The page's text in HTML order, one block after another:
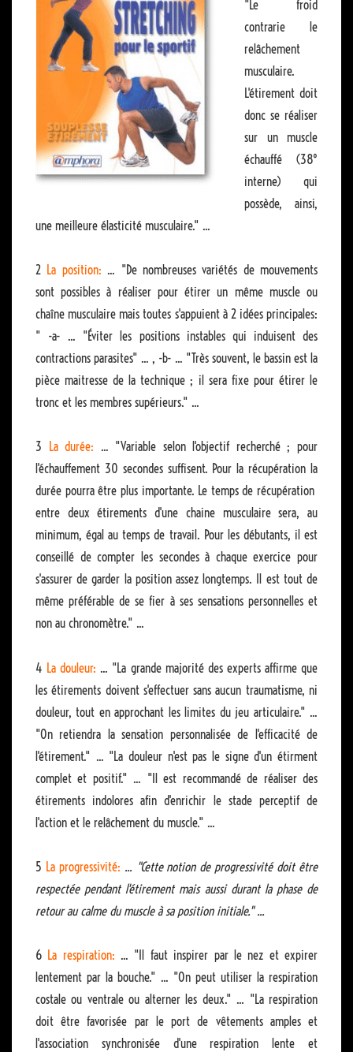
"Le froid
contrarie le
relâchement
musculaire.
L'étirement doit
donc se réaliser
sur un muscle
échauffé (38°
interne) qui
possède, ainsi,
une meilleure élasticité musculaire." ...
2 La position: ... "De nombreuses variétés de mouvements
sont possibles à réaliser pour étirer un même muscle ou
chaîne musculaire mais toutes s'appuient à 2 idées principales:
" -a- ... "Éviter les positions instables qui induisent des
contractions parasites" ... , -b- ... "Très souvent, le bassin est la
pièce maitresse de la technique ; il sera fixe pour étirer le
tronc et les membres supérieurs." ...
3 La durée: ... "Variable selon l'objectif recherché ; pour
l'échauffement 30 secondes suffisent. Pour la récupération la
durée pourra être plus importante. Le temps de récupération
entre deux étirements d'une chaine musculaire sera, au
minimum, égal au temps de travail. Pour les débutants, il est
conseillé de compter les secondes à chaque exercice pour
s'assurer de garder la position assez longtemps. Il est tout de
même préférable de se fier à ses sensations personnelles et
non au chronomètre." ...
4 La douleur: ... "La grande majorité des experts affirme que
les étirements doivent s'effectuer sans aucun traumatisme, ni
douleur, tout en approchant les limites du jeu articulaire." ...
"On retiendra la sensation personnalisée de l'efficacité de
l'étirement." ... "La douleur n'est pas le signe d'un étirment
complet et positif." ... "Il est recommandé de réaliser des
étirements indolores afin d'enrichir le stade perceptif de
l'action et le relâchement du muscle." ...
5 La progressivité: ... "Cette notion de progressivité doit être
respectée pendant l'étirement mais aussi durant la phase de
retour au calme du muscle à sa position initiale." ...
6 La respiration: ... "Il faut inspirer par le nez et expirer
lentement par la bouche." ... "On peut utiliser la respiration
costale ou ventrale ou alterner les deux." ... "La respiration
doit être favorisée par le port de vêtements amples et
l'association synchronisée d'une respiration lente et